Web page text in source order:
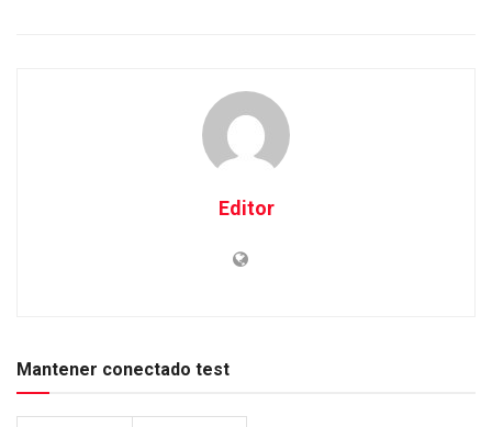
Editor
Mantener conectado test